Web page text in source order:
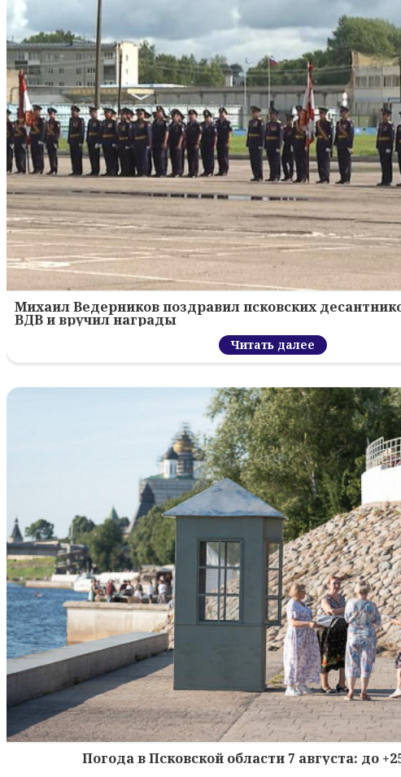
Михаил Ведерников поздравил псковских
ВДВ и вручил награды
Читать далее
Погода в Псковской области 7 августа: до